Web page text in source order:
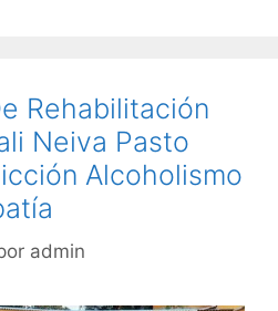
Rehabilitación
Neiva Pasto
Alcoholismo
admin